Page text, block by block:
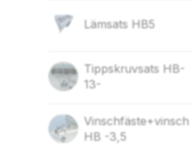
Lämsats HB5
Tippskruvsats HB-
13-
Vinschfäste+vinsch
HB -3,5